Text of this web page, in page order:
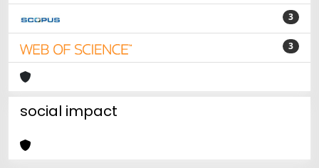
3
3
social impact